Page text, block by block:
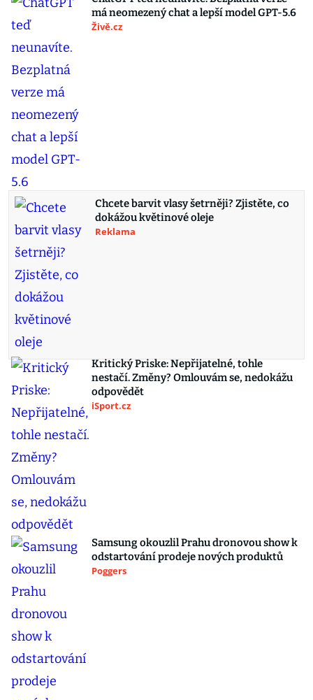
má neomezený chat a lepší model GPT-5.6
Živě.cz
Chcete barvit vlasy šetrněji? Zjistěte, co
dokážou květinové oleje
Reklama
Kritický Priske: Nepřijatelné, tohle
nestačí. Změny? Omlouvám se, nedokážu
odpovědět
iSport.cz
Samsung okouzlil Prahu dronovou show k
odstartování prodeje nových produktů
Poggers